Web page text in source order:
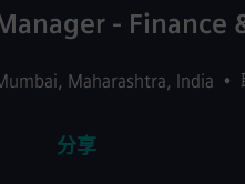
- Finance
, Maharashtra, India •
分享